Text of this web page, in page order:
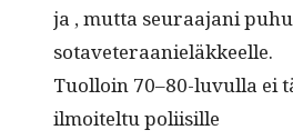
ja , mut­ta seu­raa­jani
sotaveteraanieläkkeelle.
Tuol­loin 70–80-luvulla ei
ilmoitel­tu poliisille